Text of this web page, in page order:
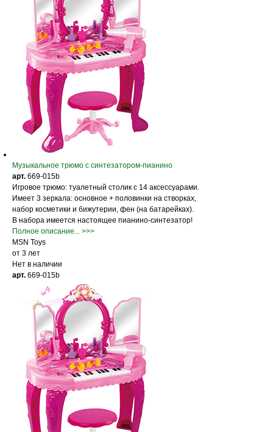
Музыкальное трюмо с синтезатором-пианино
арт. 669-015b
Игровое трюмо: туалетный столик с 14 аксессуарами.
Имеет 3 зеркала: основное + половинки на створках,
набор косметики и бижутерии, фен (на батарейках).
В набора имеется настоящее пианино-синтезатор!
Полное описание... >>>
MSN Toys
от 3 лет
Нет в наличии
арт. 669-015b